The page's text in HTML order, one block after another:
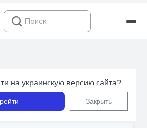
на украинскую версию сайта?
Закрыть